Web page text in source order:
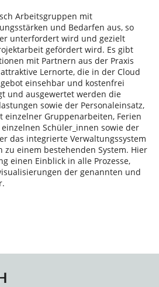
Arbeitsgruppen mit
und Bedarfen aus, so
unterfordert wird und gezielt
gefördert wird. Es gibt
mit Partnern aus der Praxis
Lernorte, die in der Cloud
einsehbar und kostenfrei
und ausgewertet werden die
sowie der Personaleinsatz,
einzelner Gruppenarbeiten, Ferien
Schüler_innen sowie der
das integrierte Verwaltungssystem
einem bestehenden System. Hier
einen Einblick in alle Prozesse,
der genannten und